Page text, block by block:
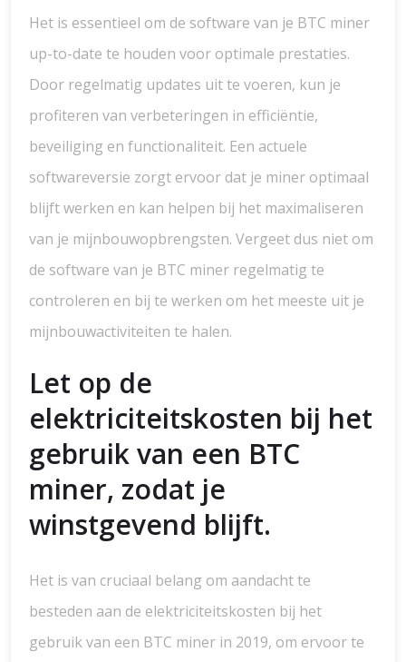
Het is essentieel om de software van je BTC miner
up-to-date te houden voor optimale prestaties.
Door regelmatig updates uit te voeren, kun je
profiteren van verbeteringen in efficiëntie,
beveiliging en functionaliteit. Een actuele
softwareversie zorgt ervoor dat je miner optimaal
blijft werken en kan helpen bij het maximaliseren
van je mijnbouwopbrengsten. Vergeet dus niet om
de software van je BTC miner regelmatig te
controleren en bij te werken om het meeste uit je
mijnbouwactiviteiten te halen.
Let op de
elektriciteitskosten bij het
gebruik van een BTC
miner, zodat je
winstgevend blijft.
Het is van cruciaal belang om aandacht te
besteden aan de elektriciteitskosten bij het
gebruik van een BTC miner in 2019, om ervoor te